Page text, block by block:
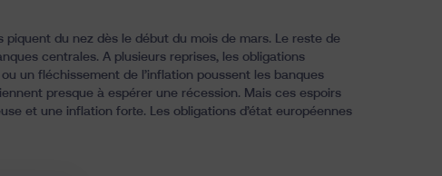
du nez dès le début du mois de mars. Le reste de
centrales. A plusieurs reprises, les obligations
un fléchissement de l’inflation poussent les banques
presque à espérer une récession. Mais ces espoirs
et une inflation forte. Les obligations d’état européennes